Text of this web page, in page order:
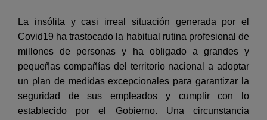
La insólita y casi irreal situación generada por el
Covid19 ha trastocado la habitual rutina profesional de
millones de personas y ha obligado a grandes y
pequeñas compañías del territorio nacional a adoptar
un plan de medidas excepcionales para garantizar la
seguridad de sus empleados y cumplir con lo
establecido por el Gobierno. Una circunstancia